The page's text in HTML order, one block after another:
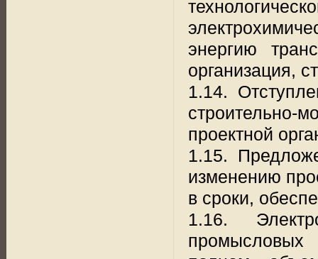
энергию
организация,
1.14.
строительно-
проектной
1.15.
изменению
в сроки,
1.16.
промысловых